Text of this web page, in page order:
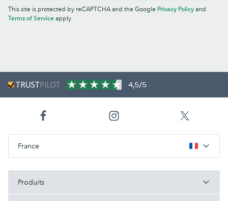
This site is protected by reCAPTCHA and the Google Privacy Policy and
Terms of Service apply.
4,5/5
France
Produits